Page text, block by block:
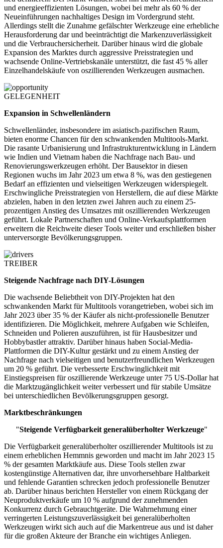
und energieeffizienten Lösungen, wobei bei mehr als 60 % der
Neueinführungen nachhaltiges Design im Vordergrund steht.
Allerdings stellt die Zunahme gefälschter Werkzeuge eine erhebliche
Herausforderung dar und beeinträchtigt die Markenzuverlässigkeit
und die Verbrauchersicherheit. Darüber hinaus wird die globale
Expansion des Marktes durch aggressive Preisstrategien und
wachsende Online-Vertriebskanäle unterstützt, die fast 45 % aller
Einzelhandelskäufe von oszillierenden Werkzeugen ausmachen.
GELEGENHEIT
Expansion in Schwellenländern
Schwellenländer, insbesondere im asiatisch-pazifischen Raum,
bieten enorme Chancen für den schwankenden Multitools-Markt.
Die rasante Urbanisierung und Infrastrukturentwicklung in Ländern
wie Indien und Vietnam haben die Nachfrage nach Bau- und
Renovierungswerkzeugen erhöht. Der Bausektor in diesen
Regionen wuchs im Jahr 2023 um etwa 8 %, was den gestiegenen
Bedarf an effizienten und vielseitigen Werkzeugen widerspiegelt.
Erschwingliche Preisstrategien von Herstellern, die auf diese Märkte
abzielen, haben in den letzten zwei Jahren auch zu einem 25-
prozentigen Anstieg des Umsatzes mit oszillierenden Werkzeugen
geführt. Lokale Partnerschaften und Online-Verkaufsplattformen
erweitern die Reichweite dieser Tools weiter und erschließen bisher
unterversorgte Bevölkerungsgruppen.
TREIBER
Steigende Nachfrage nach DIY-Lösungen
Die wachsende Beliebtheit von DIY-Projekten hat den
schwankenden Markt für Multitools vorangetrieben, wobei sich im
Jahr 2023 über 35 % der Käufer als nicht-professionelle Benutzer
identifizieren. Die Möglichkeit, mehrere Aufgaben wie Schleifen,
Schneiden und Polieren auszuführen, ist für Hausbesitzer und
Hobbybastler attraktiv. Darüber hinaus haben Social-Media-
Plattformen die DIY-Kultur gestärkt und zu einem Anstieg der
Nachfrage nach vielseitigen und benutzerfreundlichen Werkzeugen
um 20 % geführt. Die verbesserte Erschwinglichkeit mit
Einstiegspreisen für oszillierende Werkzeuge unter 75 US-Dollar hat
die Marktzugänglichkeit weiter verbessert und für stabile Umsätze
bei unterschiedlichen Bevölkerungsgruppen gesorgt.
Marktbeschränkungen
"Steigende Verfügbarkeit generalüberholter Werkzeuge"
Die Verfügbarkeit generalüberholter oszillierender Multitools ist zu
einem erheblichen Hemmnis geworden und macht im Jahr 2023 15
% der gesamten Marktkäufe aus. Diese Tools stellen zwar
kostengünstige Alternativen dar, ihre unvorhersehbare Haltbarkeit
und fehlende Garantien schrecken jedoch professionelle Benutzer
ab. Darüber hinaus berichten Hersteller von einem Rückgang der
Neuproduktverkäufe um 10 % aufgrund der zunehmenden
Konkurrenz durch Gebrauchtgeräte. Die Wahrnehmung einer
verringerten Leistungszuverlässigkeit bei generalüberholten
Werkzeugen wirkt sich auch auf die Markentreue aus und ist daher
für die großen Akteure der Branche ein wichtiges Anliegen.